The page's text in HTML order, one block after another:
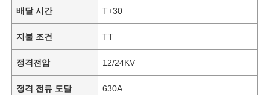
배달 시간 T+30
지불 조건 TT
정격전압 12/24KV
정격 전류 도달 630A